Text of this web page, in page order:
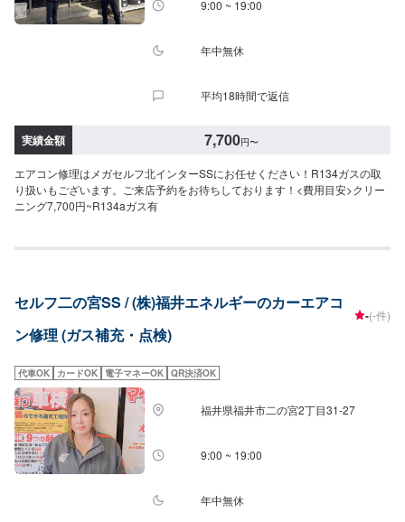
9:00 ~ 19:00
年中無休
平均18時間で返信
実績金額 7,700円〜
エアコン修理はメガセルフ北インターSSにお任せください！R134ガスの取
り扱いもございます。ご来店予約をお待ちしております！<費用目安>クリー
ニング7,700円~R134aガス有
セルフ二の宮SS / (株)福井エネルギーのカーエアコ
ン修理 (ガス補充・点検)
-(-件)
代車OK カードOK 電子マネーOK QR決済OK
福井県福井市二の宮2丁目31-27
9:00 ~ 19:00
年中無休